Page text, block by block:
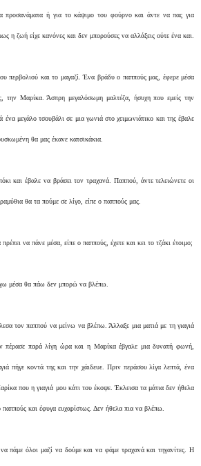
προσανάματα ή για το κάψιμο του φούρνο και άντε να πας για
ζωή είχε κανόνες και δεν μπορούσες να αλλάξεις ούτε ένα και.
περβολιού και το μαγαζί. Ένα βράδυ ο παππούς μας, έφερε μέσα
την Μαρίκα. Άσπρη μεγαλόσωμη μαλτέζα, ήσυχη που εμείς την
μεγάλο τσουβάλι σε μια γωνιά στο χειμωνιάτικο και της έβαλε
θα μας έκανε κατσικάκια.
και έβαλε να βράσει τον τραχανά. Παππού, άντε τελειώνετε οι
θα τα πούμε σε λίγο, είπε ο παππούς μας.
να πάνε μέσα, είπε ο παππούς, έχετε και κει το τζάκι έτοιμο;
γω μέσα θα πάω δεν μπορώ να βλέπω.
τον παππού να μείνω να βλέπω. Άλλαξε μια ματιά με τη γιαγιά
πέρασε παρά λίγη ώρα και η Μαρίκα έβγαλε μια δυνατή φωνή,
πήγε κοντά της και την χάιδευε. Πριν περάσου λίγα λεπτά, ένα
που η γιαγιά μου κάτι του έκοψε. Έκλεισα τα μάτια δεν ήθελα
και έφυγα ευχαρίστως. Δεν ήθελα πια να βλέπω.
πάμε όλοι μαζί να δούμε και να φάμε τραχανά και τηγανίτες. Η